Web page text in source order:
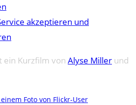
akzeptieren und
ein Kurzfilm von Alyse Miller und
Foto von Flickr-User